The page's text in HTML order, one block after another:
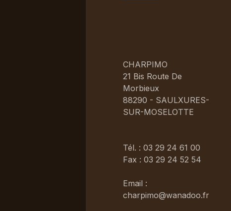
CHARPIMO
21 Bis Route De
Morbieux
88290 - SAULXURES-
SUR-MOSELOTTE
Tél. : 03 29 24 61 00
Fax : 03 29 24 52 54
Email :
charpimo@wanadoo.fr